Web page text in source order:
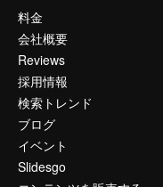
料金
会社概要
Reviews
採用情報
検索トレンド
ブログ
イベント
Slidesgo